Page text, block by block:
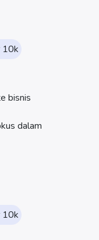
bisnis
dalam